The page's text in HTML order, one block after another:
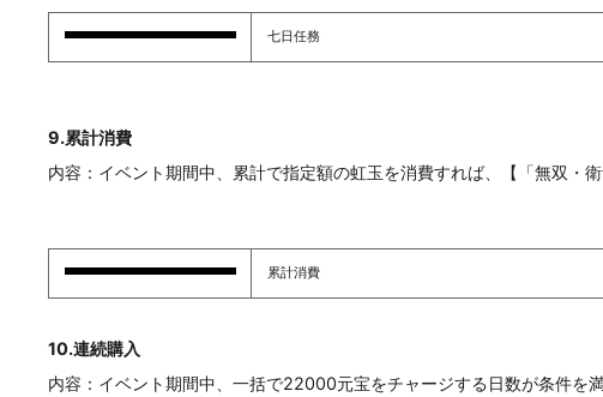
七日任務
9.累計消費
内容：イベント期間中、累計で指定額の虹玉を消費すれば、【「無双・
累計消費
10.連続購入
内容：イベント期間中、一括で22000元宝をチャージする日数が条件を